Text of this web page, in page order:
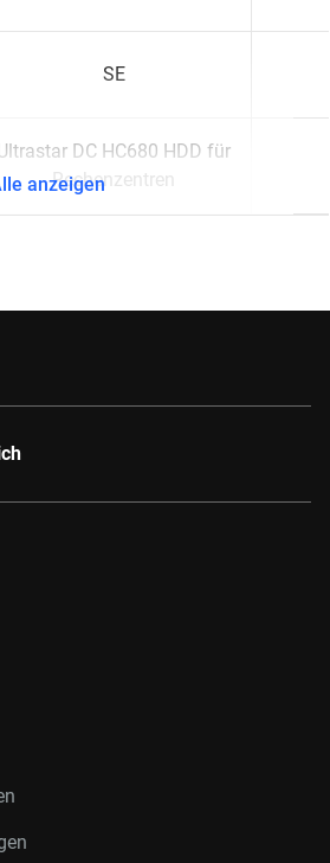
SE
DC HC680 HDD für
Rechenzentren
anzeigen